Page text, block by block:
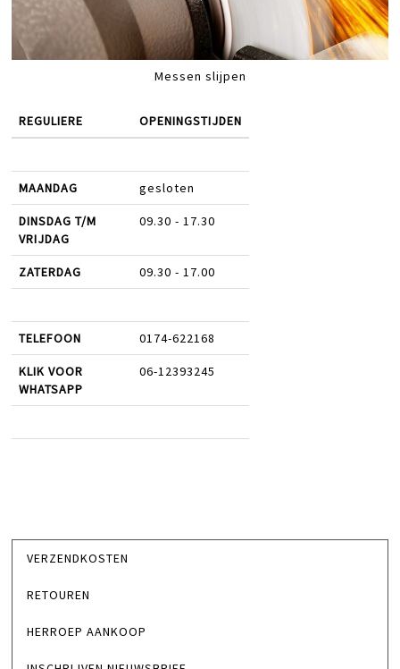
Messen slijpen
REGULIERE OPENINGSTIJDEN
MAANDAG gesloten
DINSDAG T/M
VRIJDAG
09.30 - 17.30
ZATERDAG 09.30 - 17.00
TELEFOON 0174-622168
KLIK VOOR
WHATSAPP
06-12393245
VERZENDKOSTEN
RETOUREN
HERROEP AANKOOP